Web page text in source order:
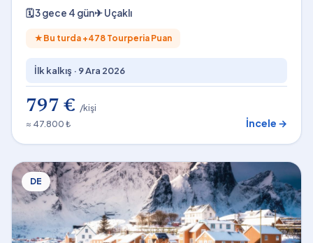
🗓3 gece 4 gün✈Uçaklı
★ Bu turda +478 Tourperia Puan
İlk kalkış · 9 Ara 2026
797 € /kişi
≈ 47.800 ₺
İncele →
DE